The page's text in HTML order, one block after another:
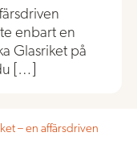
enbart en
Glasriket på
[…]
– en affärsdriven